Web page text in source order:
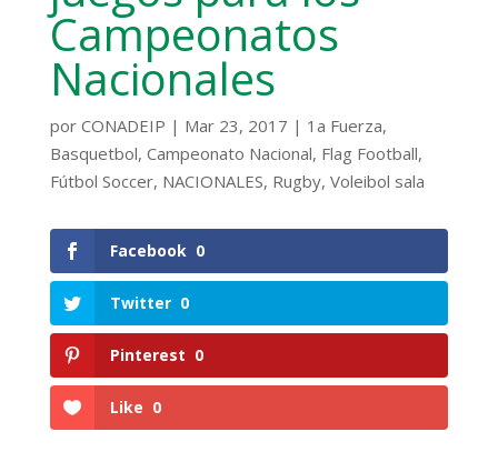
Campeonatos
Nacionales
por CONADEIP | Mar 23, 2017 | 1a Fuerza,
Basquetbol, Campeonato Nacional, Flag Football,
Fútbol Soccer, NACIONALES, Rugby, Voleibol sala
Facebook 0
Twitter 0
Pinterest 0
Like 0